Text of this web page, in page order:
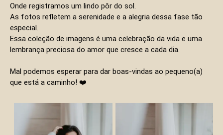
Onde registramos um lindo pôr do sol.
As fotos refletem a serenidade e a alegria dessa fase tão
especial.
Essa coleção de imagens é uma celebração da vida e uma
lembrança preciosa do amor que cresce a cada dia.
Mal podemos esperar para dar boas-vindas ao pequeno(a)
que está a caminho! ❤️